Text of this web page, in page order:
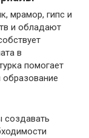
мрамор, гипс и
и обладают
в
помогает
образование
создавать